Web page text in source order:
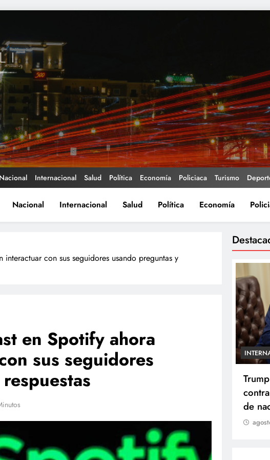
Nacional Internacional Salud Política Economía Policiaca Turismo
Nacional Internacional Salud Política Economía
con sus seguidores usando preguntas y
en Spotify ahora
sus seguidores
POLICIACA
Adulto mayor que murió
agosto 4, 2026
de